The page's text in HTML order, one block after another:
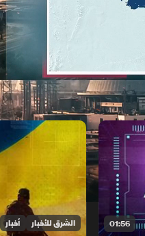
01:56 الشرق للأخبار أخبار